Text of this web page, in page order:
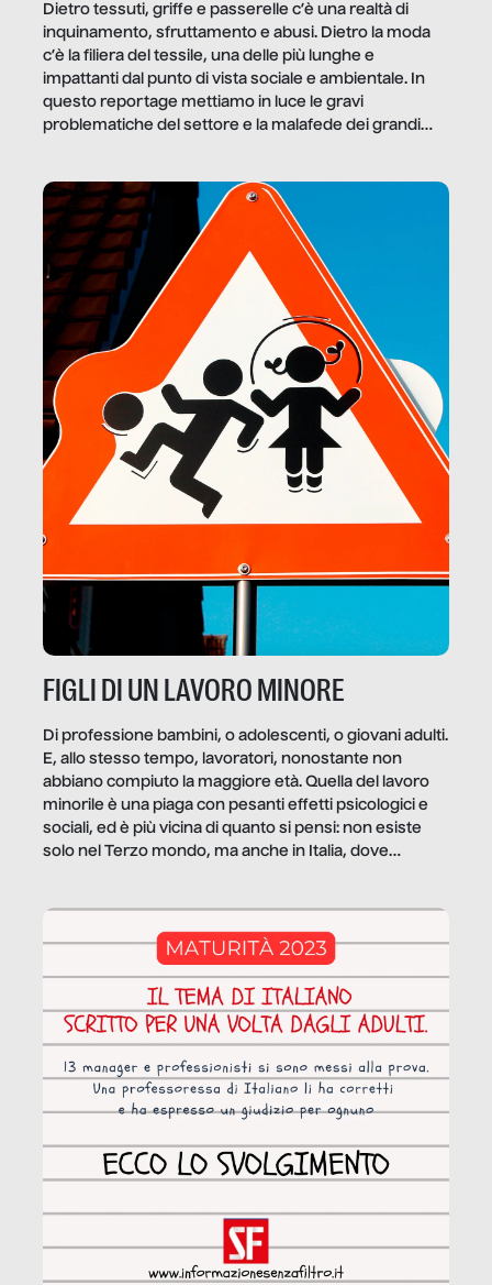
Dietro tessuti, griffe e passerelle c’è una realtà di
inquinamento, sfruttamento e abusi. Dietro la moda
c’è la filiera del tessile, una delle più lunghe e
impattanti dal punto di vista sociale e ambientale. In
questo reportage mettiamo in luce le gravi
problematiche del settore e la malafede dei grandi
FIGLI DI UN LAVORO MINORE
Di professione bambini, o adolescenti, o giovani adulti.
E, allo stesso tempo, lavoratori, nonostante non
abbiano compiuto la maggiore età. Quella del lavoro
minorile è una piaga con pesanti effetti psicologici e
sociali, ed è più vicina di quanto si pensi: non esiste
solo nel Terzo mondo, ma anche in Italia, dove